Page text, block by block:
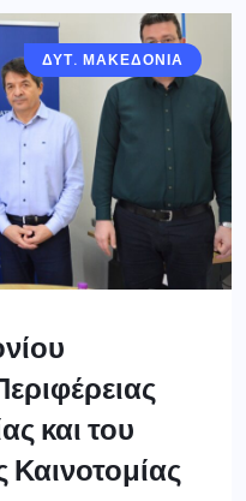
ΔΥΤ. ΜΑΚΕΔΟΝΙΑ
και του